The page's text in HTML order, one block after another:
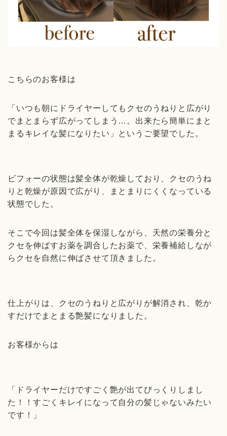
こちらのお客様は
「いつも朝にドライヤーしてもクセのうねりと広がり
でまとまらず広がってしまう…。出来たら簡単にまと
まるキレイな髪になりたい」というご要望でした。
ビフォーの状態は髪全体が乾燥しており、クセのうね
りと乾燥が原因で広がり、まとまりにくくなっている
状態でした。
そこで今回は髪全体を保湿しながら、天然の栄養分と
クセを伸ばすお薬を調合したお薬で、栄養補給しなが
らクセを自然に伸ばさせて頂きました。
仕上がりは、クセのうねりと広がりが解消され、乾か
すだけでまとまる艶髪になりました。
お客様からは
「ドライヤーだけですごく艶が出てびっくりしまし
た！！すごくキレイになって自分の髪じゃないみたい
です！」